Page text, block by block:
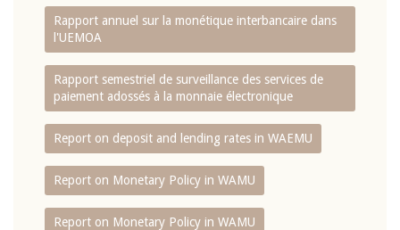
Rapport annuel sur la monétique interbancaire dans
l'UEMOA
Rapport semestriel de surveillance des services de
paiement adossés à la monnaie électronique
Report on deposit and lending rates in WAEMU
Report on Monetary Policy in WAMU
Report on Monetary Policy in WAMU